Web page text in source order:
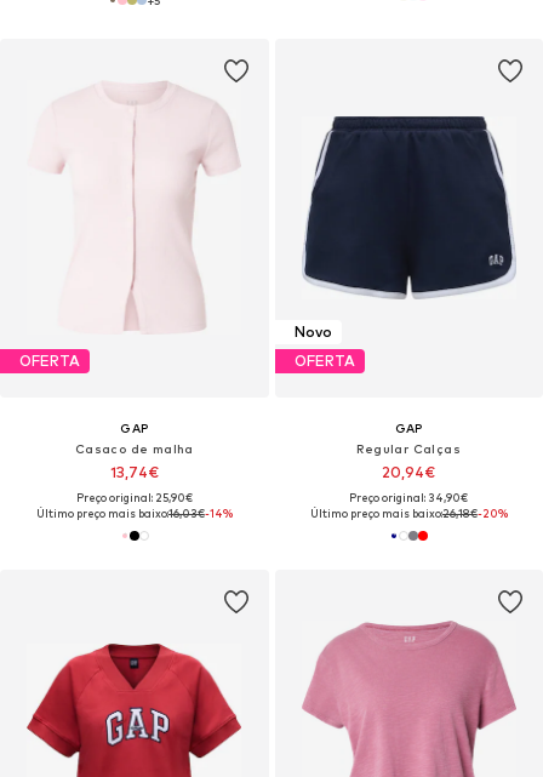
OFERTA
GAP
Casaco de malha
13,74€
Preço original: 25,90€
Último preço mais baixo:16,03€-14%
Novo
OFERTA
GAP
Regular Calças
20,94€
Preço original: 34,90€
Último preço mais baixo:26,18€-20%